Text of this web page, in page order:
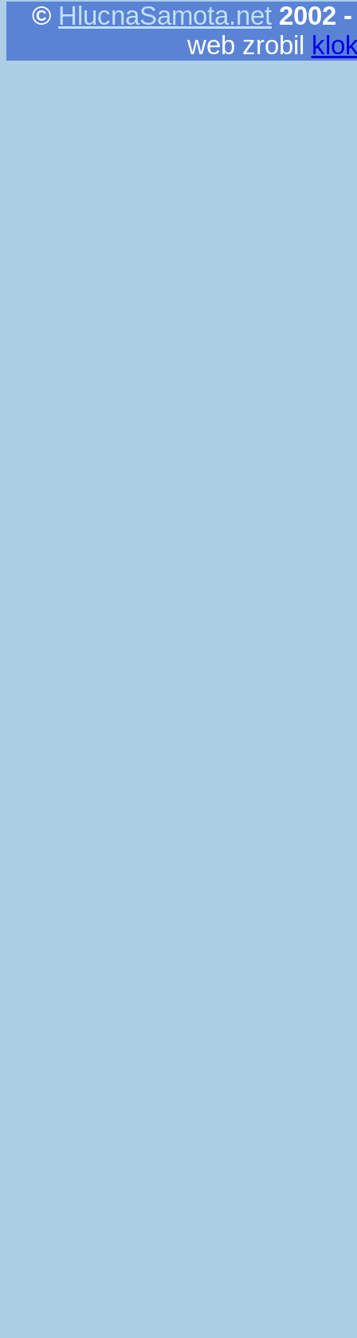
© HlucnaSamota.net 2002
web zrobil